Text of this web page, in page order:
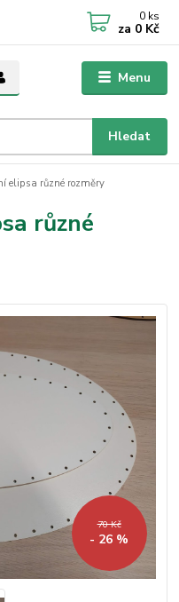
Menu
Hledat
0 ks
za 0 Kč
elipsa různé rozměry
různé
70 Kč
- 26 %